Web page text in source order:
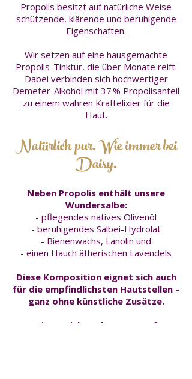
Propolis besitzt auf natürliche Weise
schützende, klärende und beruhigende
Eigenschaften.
Wir setzen auf eine hausgemachte
Propolis-Tinktur, die über Monate reift.
Dabei verbinden sich hochwertiger
Demeter-Alkohol mit 37 % Propolisanteil
zu einem wahren Kraftelixier für die
Haut.
Natürlich pur. Wie immer bei
Daisy.
Neben Propolis enthält unsere
Wundersalbe:
- pflegendes natives Olivenöl
- beruhigendes Salbei-Hydrolat
- Bienenwachs, Lanolin und
- einen Hauch ätherischen Lavendels
Diese Komposition eignet sich auch
für die empfindlichsten Hautstellen –
ganz ohne künstliche Zusätze.
Wir verzichten bewusst auf: